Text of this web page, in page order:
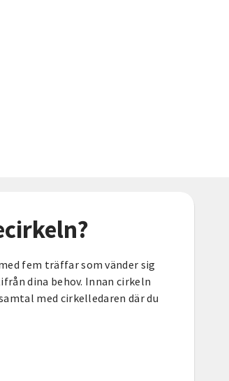
fem träffar som vänder sig
dina behov. Innan cirkeln
med cirkelledaren där du